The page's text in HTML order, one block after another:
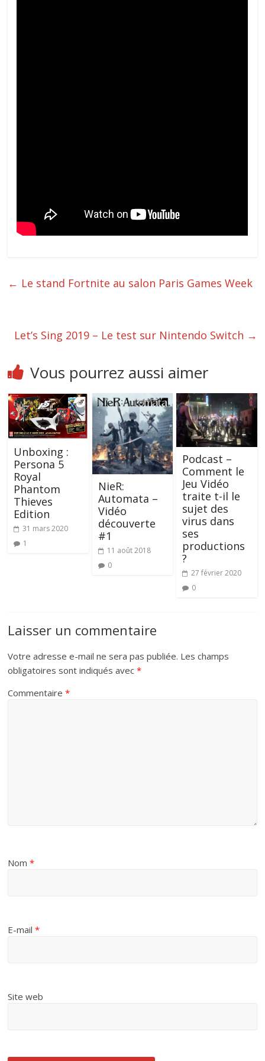
← Le stand Fortnite au salon Paris Games Week
Let’s Sing 2019 – Le test sur Nintendo Switch →
Vous pourrez aussi aimer
Unboxing :
Persona 5
Royal
Phantom
Thieves
Edition
31 mars 2020
1
NieR:
Automata –
Vidéo
découverte
#1
11 août 2018
0
Podcast –
Comment le
Jeu Vidéo
traite t-il le
sujet des
virus dans
ses
productions
?
27 février 2020
0
Laisser un commentaire
Votre adresse e-mail ne sera pas publiée. Les champs
obligatoires sont indiqués avec*
Commentaire*
Nom*
E-mail*
Site web